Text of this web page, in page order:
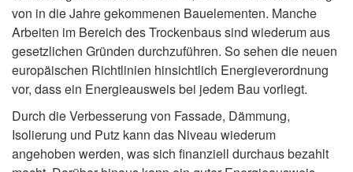
von in die Jahre gekommenen Bauelementen. Manche
Arbeiten im Bereich des Trockenbaus sind wiederum aus
gesetzlichen Gründen durchzuführen. So sehen die neuen
europäischen Richtlinien hinsichtlich Energieverordnung
vor, dass ein Energieausweis bei jedem Bau vorliegt.
Durch die Verbesserung von Fassade, Dämmung,
Isolierung und Putz kann das Niveau wiederum
angehoben werden, was sich finanziell durchaus bezahlt